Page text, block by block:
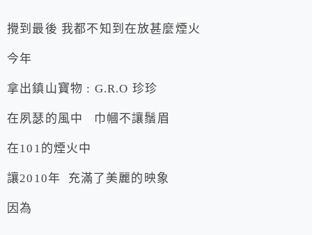
攪到最後 我都不知到在放甚麼煙火
今年
拿出鎮山寶物 : G.R.O 珍珍
在夙瑟的風中 巾幗不讓鬚眉
在101的煙火中
讓2010年 充滿了美麗的映象
因為